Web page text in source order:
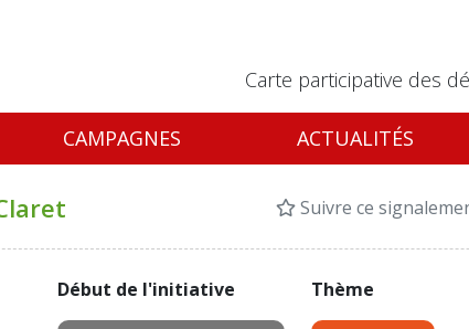
Carte participative des
CAMPAGNES ACTUALITÉS
Suivre ce
Début de l'initiative Thème